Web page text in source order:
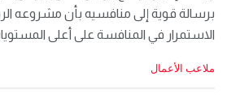
برسالة قوية إلى منافسيه بأن مشروعه
الاستمرار في المنافسة على أعلى
C
ملاعب الأعمال